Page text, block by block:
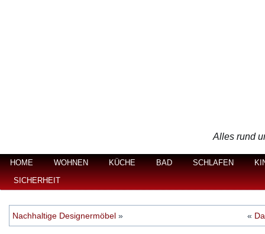
Alles rund
HOME WOHNEN KÜCHE BAD SCHLAFEN
SICHERHEIT
Nachhaltige Designermöbel » «